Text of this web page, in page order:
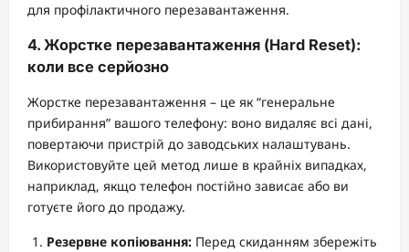
для профілактичного перезавантаження.
4. Жорстке перезавантаження (Hard Reset):
коли все серйозно
Жорстке перезавантаження – це як “генеральне
прибирання” вашого телефону: воно видаляє всі дані,
повертаючи пристрій до заводських налаштувань.
Використовуйте цей метод лише в крайніх випадках,
наприклад, якщо телефон постійно зависає або ви
готуєте його до продажу.
Резервне копіювання: Перед скиданням збережіть